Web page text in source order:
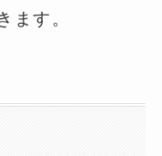
ます。